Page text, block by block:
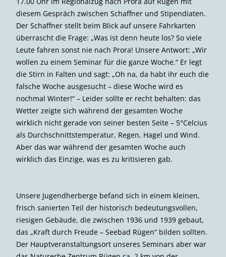
diesem Gespräch zwischen Schaffner und Stipendiaten.
Der Schaffner stellt beim Blick auf unsere Fahrkarten
überrascht die Frage: „Was ist denn heute los? So viele
Leute fahren sonst nie nach Prora! Unsere Antwort: „Wir
wollen zu einem Seminar für die ganze Woche.“ Er legt
die Stirn in Falten und sagt: „Oh na, da habt ihr euch die
falsche Woche ausgesucht – diese Woche wird es
nochmal Winter!“ – Leider sollte er recht behalten: das
Wetter zeigte sich während der gesamten Woche
wirklich nicht gerade von seiner besten Seite – 5°Celcius
als Durchschnittstemperatur, Regen, Hagel und Wind.
Aber das war während der gesamten Woche auch
wirklich das Einzige, was es zu kritisieren gab.
Unsere Jugendherberge befand sich in einem kleinen,
frisch sanierten Teil der historisch bedeutungsvollen,
riesigen Gebäude, die zwischen 1936 und 1939 gebaut,
das „Kraft durch Freude – Seebad Rügen“ bilden sollten.
Der Hauptveranstaltungsort unseres Seminars aber war